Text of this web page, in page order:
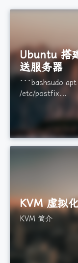
Ubuntu 搭
送服务器
```bashsudo apt
/etc/postfix...
KVM 虚拟
KVM 简介